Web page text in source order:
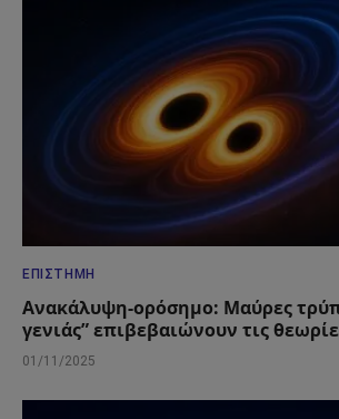
ΕΠΙΣΤΉΜΗ
Ανακάλυψη-ορόσημο: Μαύρες
γενιάς” επιβεβαιώνουν τις
01/11/2025